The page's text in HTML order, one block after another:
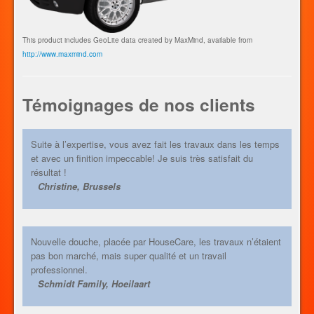
This product includes GeoLite data created by MaxMind, available from
http://www.maxmind.com
Témoignages de nos clients
Suite à l’expertise, vous avez fait les travaux dans les temps
et avec un finition impeccable! Je suis très satisfait du
résultat !
Christine, Brussels
Nouvelle douche, placée par HouseCare, les travaux n’étaient
pas bon marché, mais super qualité et un travail
professionnel.
Schmidt Family, Hoeilaart